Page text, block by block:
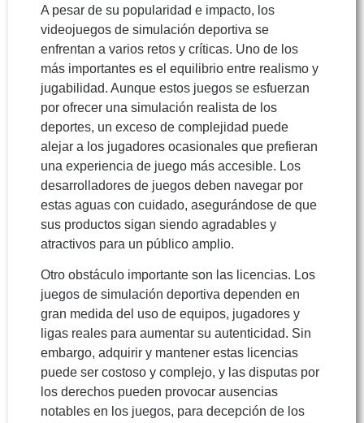
A pesar de su popularidad e impacto, los
videojuegos de simulación deportiva se
enfrentan a varios retos y críticas. Uno de los
más importantes es el equilibrio entre realismo y
jugabilidad. Aunque estos juegos se esfuerzan
por ofrecer una simulación realista de los
deportes, un exceso de complejidad puede
alejar a los jugadores ocasionales que prefieran
una experiencia de juego más accesible. Los
desarrolladores de juegos deben navegar por
estas aguas con cuidado, asegurándose de que
sus productos sigan siendo agradables y
atractivos para un público amplio.
Otro obstáculo importante son las licencias. Los
juegos de simulación deportiva dependen en
gran medida del uso de equipos, jugadores y
ligas reales para aumentar su autenticidad. Sin
embargo, adquirir y mantener estas licencias
puede ser costoso y complejo, y las disputas por
los derechos pueden provocar ausencias
notables en los juegos, para decepción de los